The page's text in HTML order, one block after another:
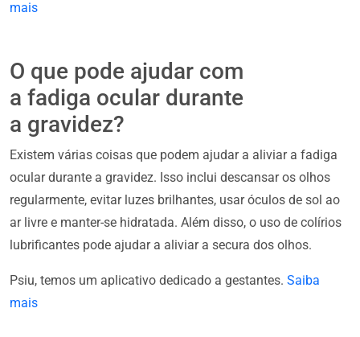
mais
O que pode ajudar com
a fadiga ocular durante
a gravidez?
Existem várias coisas que podem ajudar a aliviar a fadiga
ocular durante a gravidez. Isso inclui descansar os olhos
regularmente, evitar luzes brilhantes, usar óculos de sol ao
ar livre e manter-se hidratada. Além disso, o uso de colírios
lubrificantes pode ajudar a aliviar a secura dos olhos.
Psiu, temos um aplicativo dedicado a gestantes. Saiba
mais